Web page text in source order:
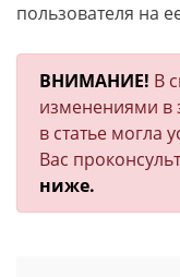
пользователя на
ВНИМАНИЕ! В
изменениями в
в статье могла
Вас
ниже.